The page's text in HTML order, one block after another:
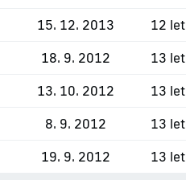
15. 12. 2013 12 let
18. 9. 2012 13 let
13. 10. 2012 13 let
8. 9. 2012 13 let
19. 9. 2012 13 let